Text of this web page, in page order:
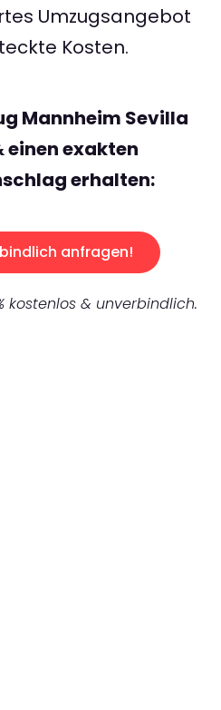
Umzugsangebot
Kosten.
Mannheim Sevilla
einen exakten
erhalten:
anfragen!
kostenlos & unverbindlich.